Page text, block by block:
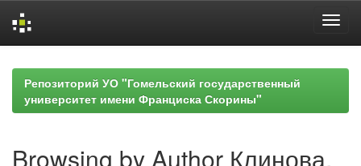
navigationРепозиторий УО "Гомельский государственный
университет имени Франциска Скорины"
Browsing by Author Клинова,